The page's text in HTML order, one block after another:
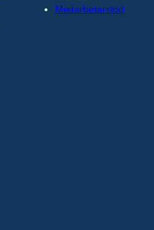
Medarbetarstöd